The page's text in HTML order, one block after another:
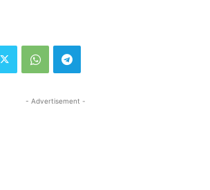
- Advertisement -